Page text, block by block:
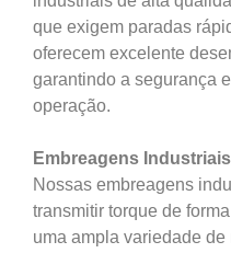
que exigem paradas
oferecem excelente
garantindo a segurança
operação.
Embreagens
Nossas embreagens
transmitir torque de
uma ampla variedade